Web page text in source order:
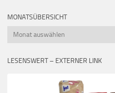
MONATSÜBERSICHT
Monatsübersicht
LESENSWERT – EXTERNER LINK